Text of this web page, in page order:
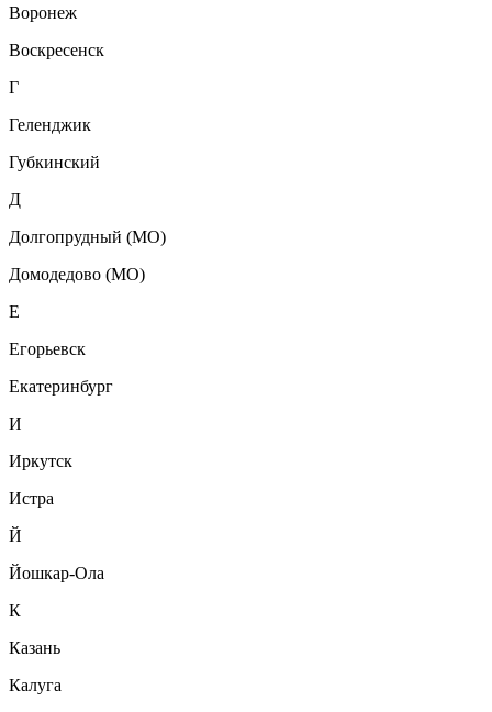
Воронеж
Воскресенск
Г
Геленджик
Губкинский
Д
Долгопрудный (МО)
Домодедово (МО)
Е
Егорьевск
Екатеринбург
И
Иркутск
Истра
Й
Йошкар-Ола
К
Казань
Калуга